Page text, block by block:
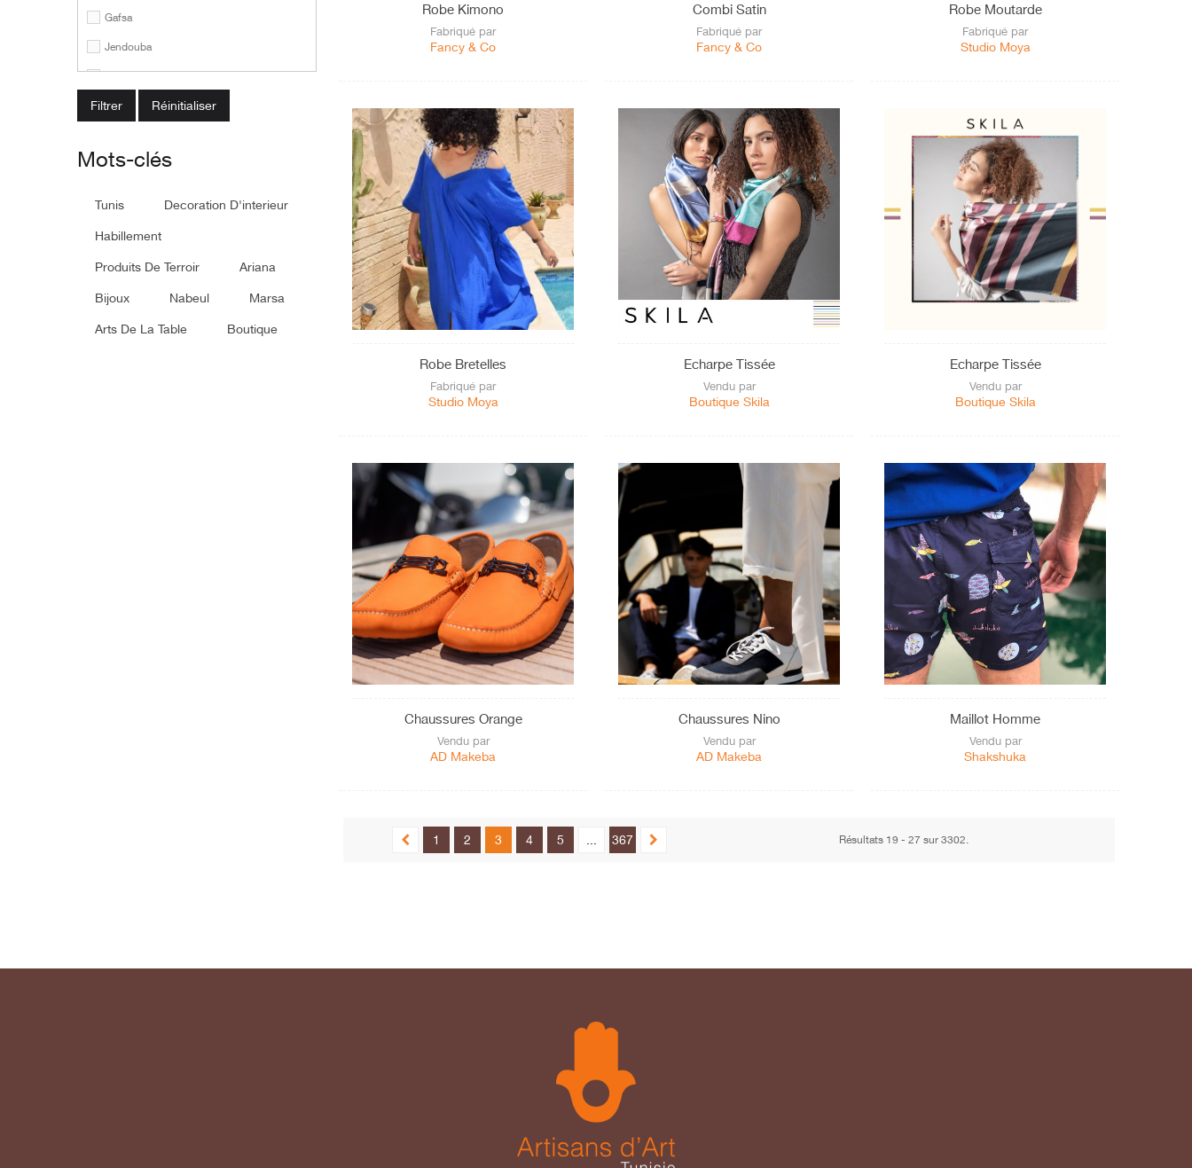
Gafsa
Jendouba
Kairouan
Kasserine
Le Kef
Nabeul
Réinitialiser
Mots-clés
Tunis Decoration D'interieur
Habillement
Produits De Terroir Ariana
Bijoux Nabeul Marsa
Arts De La Table Boutique
Robe Kimono
Fabriqué par
Fancy & Co
Combi Satin
Fabriqué par
Fancy & Co
Robe Moutarde
Fabriqué par
Studio Moya
Robe Bretelles
Fabriqué par
Studio Moya
Echarpe Tissée
Vendu par
Boutique Skila
Echarpe Tissée
Vendu par
Boutique Skila
Chaussures Orange
Vendu par
AD Makeba
Chaussures Nino
Vendu par
AD Makeba
Maillot Homme
Vendu par
Shakshuka
1 2 3 4 5 367 Résultats 19 - 27 sur 3302.